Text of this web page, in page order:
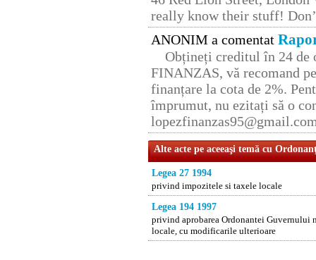
really know their stuff!
ANONIM a comentat
Obțineți creditul în 24 de
FINANZAS, vă recomand
finanțare la cota de 2%.
împrumut, nu ezitați să o
Alte acte pe aceeaşi temă cu
Legea 27 1994
privind impozitele si taxele locale
Legea 194 1997
privind aprobarea Ordonantei Guvernului
locale, cu modificarile ulterioare